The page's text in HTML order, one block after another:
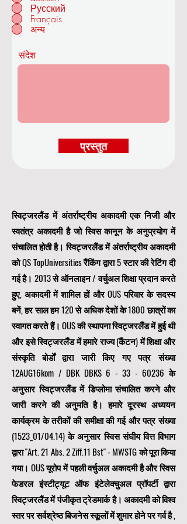
स्विट्जरलैंड में अंतर्राष्ट्रीय अकादमी एक निजी और
स्वतंत्र अकादमी है जो स्विस कानून के अनुप्रयोग में
संचालित होती है। स्विट्जरलैंड में अंतर्राष्ट्रीय अकादमी
को QS TopUniversities रैंकिंग द्वारा 5 स्टार की रेटिंग दी
गई है। 2013 से ऑनलाइन / वर्चुअल शिक्षा प्रदान करते
हुए, अकादमी में शामिल हों और OUS परिवार के सदस्य
बनें, हर साल हम 120 से अधिक देशों के 1800 छात्रों का
स्वागत करते हैं। OUS की स्थापना स्विट्जरलैंड में हुई थी
और इसे स्विट्जरलैंड में हमारे राज्य (कैंटन) में शिक्षा और
संस्कृति बोर्डों द्वारा जारी किए गए पत्र संख्या
12AUG16kom / DBK DBKS6 - 33 - 60236 के
अनुसार स्विट्जरलैंड में डिप्लोमा संचालित करने और
जारी करने की अनुमति है। हमारे दूरस्थ अध्ययन
कार्यक्रम के तरीकों की समीक्षा की गई और पत्र संख्या
(1523_01/04.14) के अनुसार स्विस संघीय वित्त विभाग
द्वारा "Art. 21 Abs. 2 Ziff.11 Bst" - MWSTG को पूरा किया
गया। OUS यूरोप में पहली वर्चुअल अकादमी है और स्विस
फेडरल इंस्टीट्यूट ऑफ इंटेलेक्चुअल प्रॉपर्टी द्वारा
स्विट्जरलैंड में पंजीकृत ट्रेडमार्क है। अकादमी को विश्व
स्तर पर सर्वश्रेष्ठ बिजनेस स्कूलों में शुमार होने पर गर्व है,
Русский
Français
अन्य
संदेश
प्रस्तुत